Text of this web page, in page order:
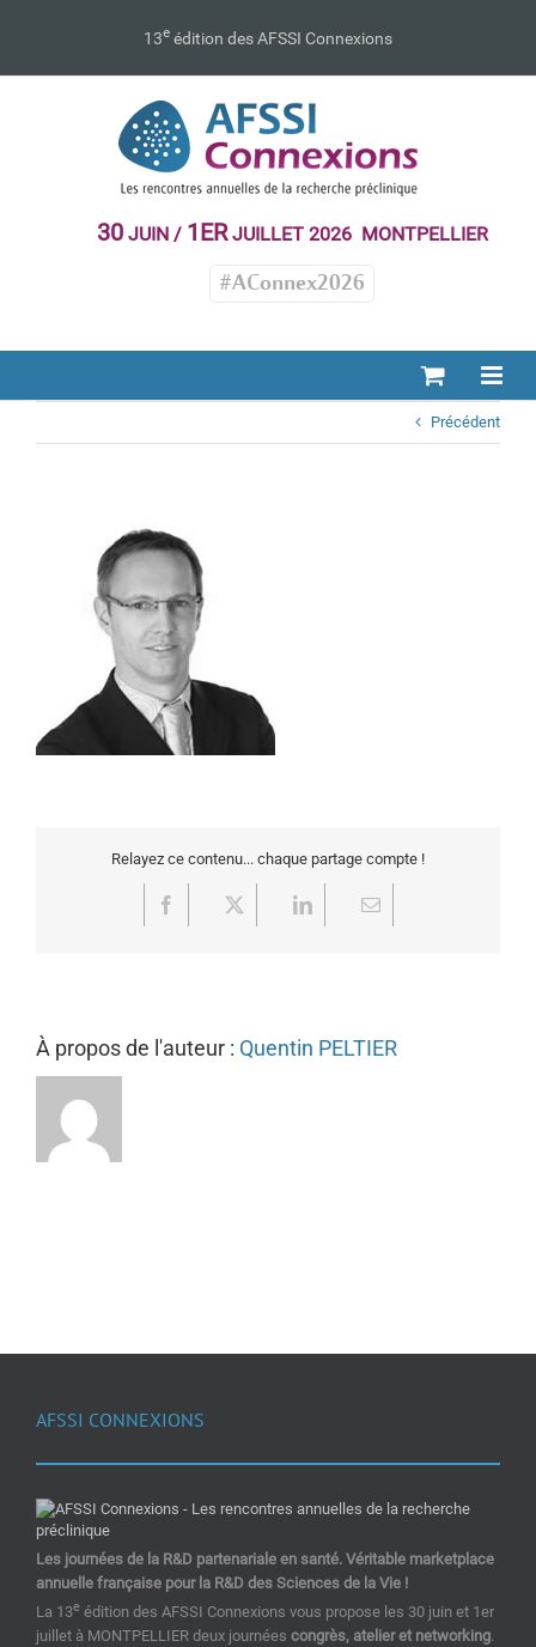
13e édition des AFSSI Connexions
30JUIN / 1ERJUILLET 2026 MONTPELLIER
#AConnex2026
Précédent
Relayez ce contenu... chaque partage compte !
Facebook LinkedInEmail
À propos de l'auteur : Quentin PELTIER
AFSSI CONNEXIONS
Les journées de la R&D partenariale en santé. Véritable marketplace
annuelle française pour la R&D des Sciences de la Vie !
La 13e édition des AFSSI Connexions vous propose les 30 juin et 1er
juillet à MONTPELLIER deux journées congrès, atelier et networking.